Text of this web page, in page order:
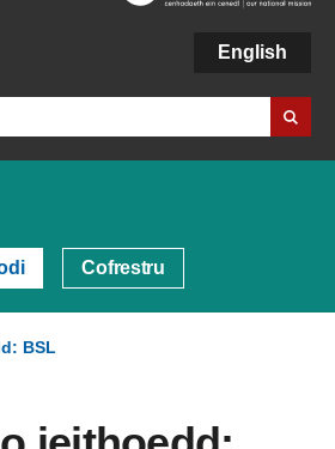
English
Cofrestru
BSL